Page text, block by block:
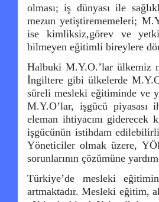
olması; iş dünyası ile
mezun yetiştirememeleri;
ise kimliksiz,görev ve
bilmeyen eğitimli bireylere
Halbuki M.Y.O.’lar ülkemiz
İngiltere gibi ülkelerde
süreli mesleki eğitiminde ve
M.Y.O’lar, işgücü piyasası
eleman ihtiyacını giderecek
işgücünün istihdam
Yöneticiler olmak üzere,
sorunlarının çözümüne
Türkiye’de mesleki
artmaktadır. Mesleki eğitim,